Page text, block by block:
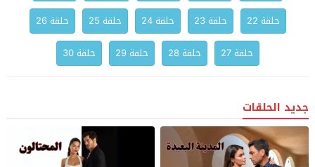
حلقة 22
حلقة 23 حلقة 24 حلقة 25
حلقة 26
حلقة 27
حلقة 28 حلقة 29 حلقة 30
جديد الحلقات